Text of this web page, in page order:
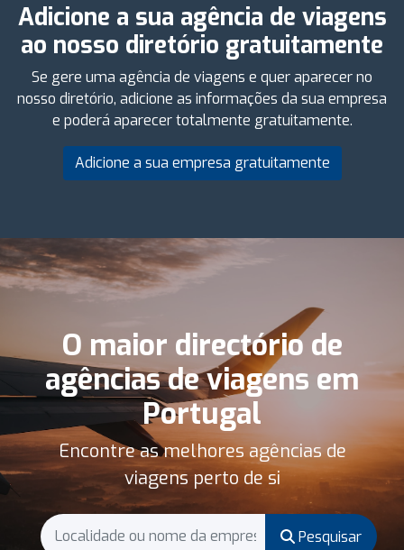
Adicione a sua agência de viagens
ao nosso diretório gratuitamente
Se gere uma agência de viagens e quer aparecer no
nosso diretório, adicione as informações da sua empresa
e poderá aparecer totalmente gratuitamente.
Adicione a sua empresa gratuitamente
O maior directório de
agências de viagens em
Portugal
Encontre as melhores agências de
viagens perto de si
Pesquisar